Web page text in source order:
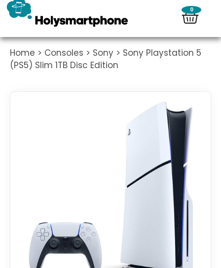
0
Home > Consoles > Sony > Sony Playstation 5
(PS5) Slim 1TB Disc Edition